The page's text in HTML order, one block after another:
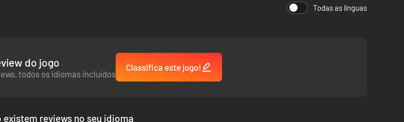
Todas as línguas
do jogo
todos os idiomas incluídos
Classifica este jogo!
existem reviews no seu idioma